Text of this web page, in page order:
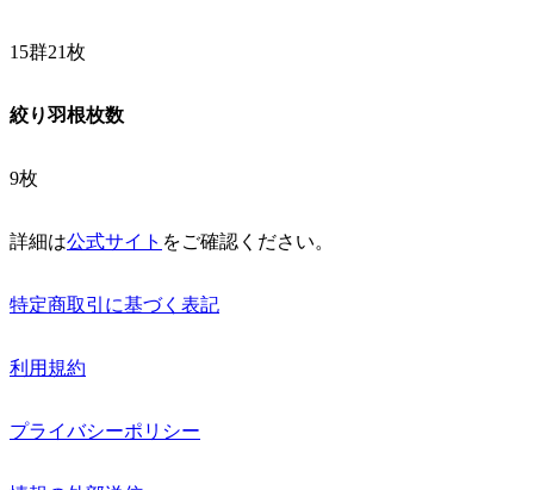
15群21枚
絞り羽根枚数
9枚
詳細は公式サイト をご確認ください。
特定商取引に基づく表記
利用規約
プライバシーポリシー